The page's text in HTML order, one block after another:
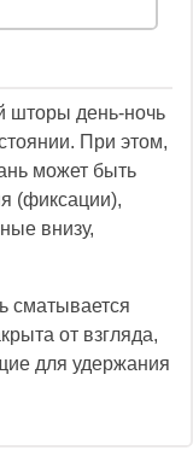
шторы день-ночь
При этом,
может быть
(фиксации),
внизу,
сматывается
от взгляда,
для удержания